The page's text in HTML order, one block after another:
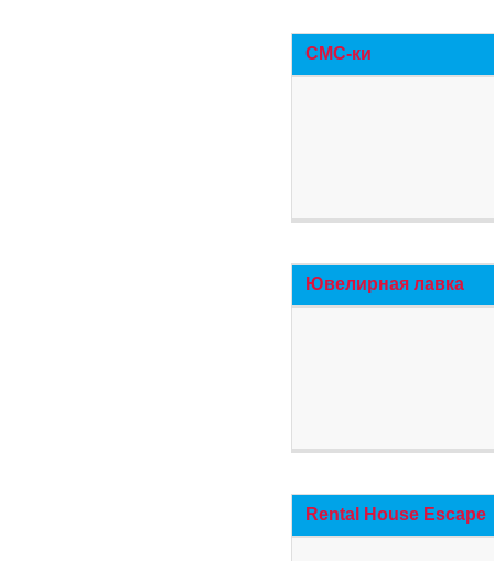
СМС-ки
Ювелирная лавка
Rental House Escape